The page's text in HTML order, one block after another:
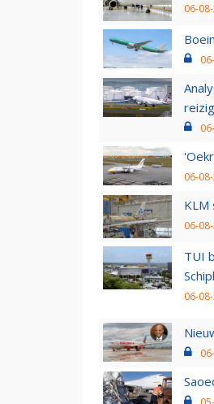
06-
06-
06-
TUI
06-